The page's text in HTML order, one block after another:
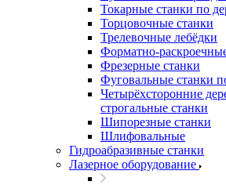
Токарные станки по
Торцовочные станки
Трелевочные лебёдки
Форматно-
Фрезерные станки
Фуговальные станки
Четырёхсторонние
строгальные станки
Шипорезные станки
Шлифовальные
Гидроабразивные станки
Лазерное оборудование